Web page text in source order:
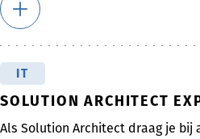
IT
SOLUTION ARCHITECT
Als Solution Architect draag je bij